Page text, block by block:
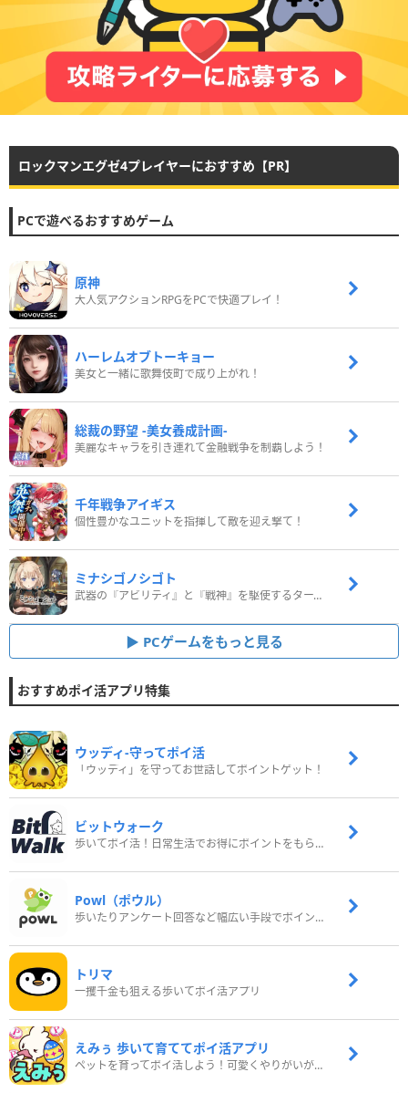
ロックマンエグゼ4プレイヤーにおすすめ【PR】
PCで遊べるおすすめゲーム
原神
大人気アクションRPGをPCで快適プレイ！
ハーレムオブトーキョー
美女と一緒に歌舞伎町で成り上がれ！
総裁の野望 -美女養成計画-
美麗なキャラを引き連れて金融戦争を制覇しよう！
千年戦争アイギス
個性豊かなユニットを指揮して敵を迎え撃て！
ミナシゴノシゴト
武器の『アビリティ』と『戦神』を駆使するターン制コマンドバトルRPG！
PCゲームをもっと見る
おすすめポイ活アプリ特集
ウッディ‐守ってポイ活
「ウッディ」を守ってお世話してポイントゲット！
ビットウォーク
歩いてポイ活！日常生活でお得にポイントをもらおう
Powl（ポウル）
歩いたりアンケート回答など幅広い手段でポイントをゲット
トリマ
一攫千金も狙える歩いてポイ活アプリ
えみぅ 歩いて育ててポイ活アプリ
ペットを育ってポイ活しよう！可愛くやりがいがある新感覚アプリ